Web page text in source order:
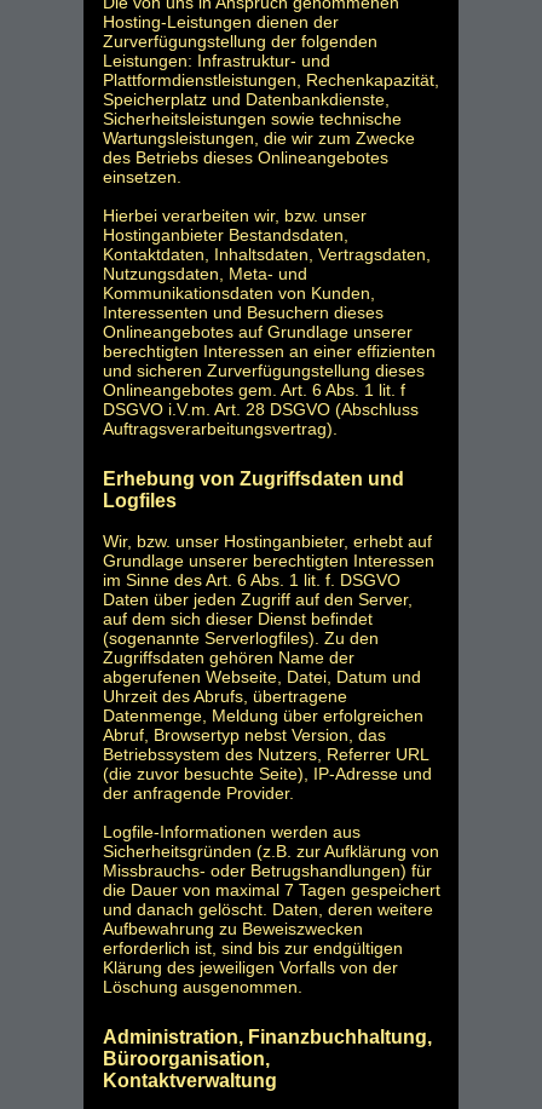
Hosting-Leistungen dienen der
Zurverfügungstellung der folgenden
Leistungen: Infrastruktur- und
Plattformdienstleistungen, Rechenkapazität,
Speicherplatz und Datenbankdienste,
Sicherheitsleistungen sowie technische
Wartungsleistungen, die wir zum Zwecke
des Betriebs dieses Onlineangebotes
einsetzen.
Hierbei verarbeiten wir, bzw. unser
Hostinganbieter Bestandsdaten,
Kontaktdaten, Inhaltsdaten, Vertragsdaten,
Nutzungsdaten, Meta- und
Kommunikationsdaten von Kunden,
Interessenten und Besuchern dieses
Onlineangebotes auf Grundlage unserer
berechtigten Interessen an einer effizienten
und sicheren Zurverfügungstellung dieses
Onlineangebotes gem. Art. 6 Abs. 1 lit. f
DSGVO i.V.m. Art. 28 DSGVO (Abschluss
Auftragsverarbeitungsvertrag).
Erhebung von Zugriffsdaten und
Logfiles
Wir, bzw. unser Hostinganbieter, erhebt auf
Grundlage unserer berechtigten Interessen
im Sinne des Art. 6 Abs. 1 lit. f. DSGVO
Daten über jeden Zugriff auf den Server,
auf dem sich dieser Dienst befindet
(sogenannte Serverlogfiles). Zu den
Zugriffsdaten gehören Name der
abgerufenen Webseite, Datei, Datum und
Uhrzeit des Abrufs, übertragene
Datenmenge, Meldung über erfolgreichen
Abruf, Browsertyp nebst Version, das
Betriebssystem des Nutzers, Referrer URL
(die zuvor besuchte Seite), IP-Adresse und
der anfragende Provider.
Logfile-Informationen werden aus
Sicherheitsgründen (z.B. zur Aufklärung von
Missbrauchs- oder Betrugshandlungen) für
die Dauer von maximal 7 Tagen gespeichert
und danach gelöscht. Daten, deren weitere
Aufbewahrung zu Beweiszwecken
erforderlich ist, sind bis zur endgültigen
Klärung des jeweiligen Vorfalls von der
Löschung ausgenommen.
Administration, Finanzbuchhaltung,
Büroorganisation,
Kontaktverwaltung